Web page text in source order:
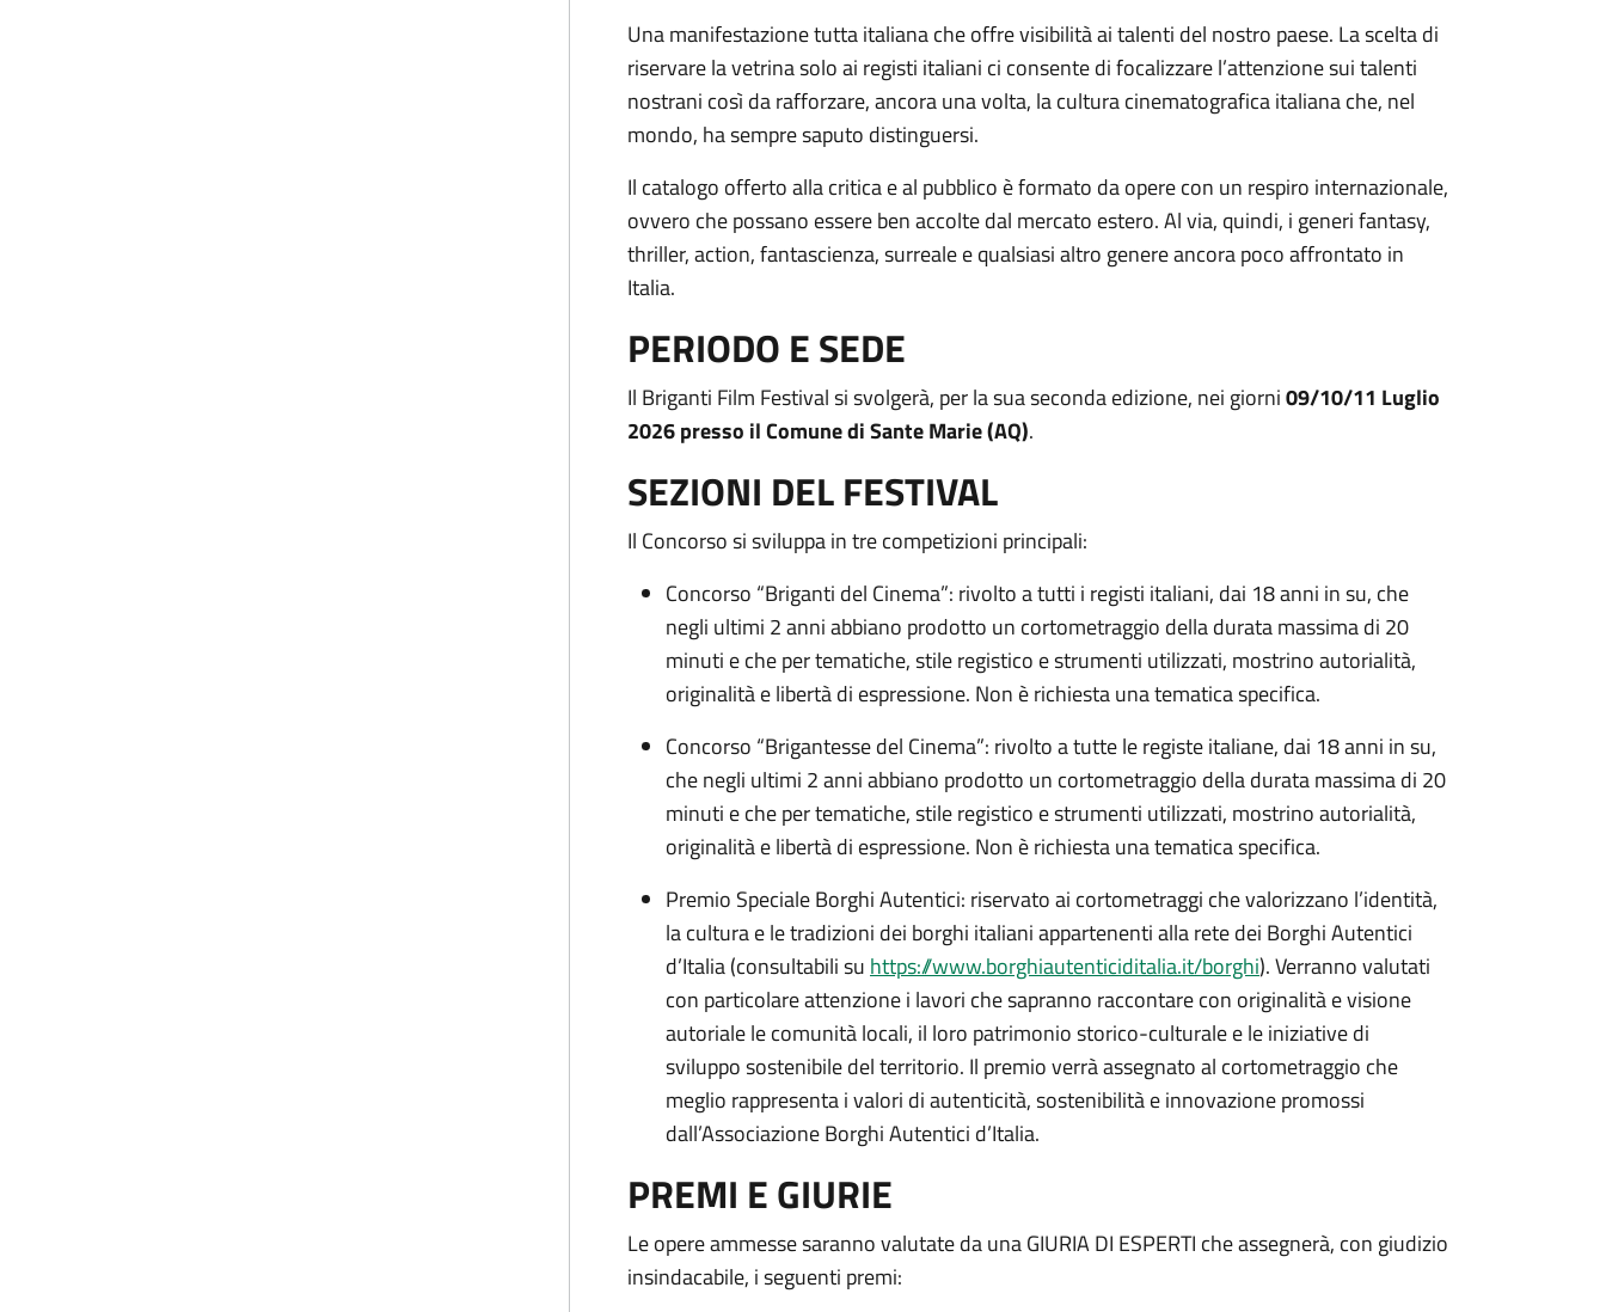
Una manifestazione tutta italiana che offre visibilità ai talenti del nostro paese. La scelta di
riservare la vetrina solo ai registi italiani ci consente di focalizzare l’attenzione sui talenti
nostrani così da rafforzare, ancora una volta, la cultura cinematografica italiana che, nel
mondo, ha sempre saputo distinguersi.
Il catalogo offerto alla critica e al pubblico è formato da opere con un respiro internazionale,
ovvero che possano essere ben accolte dal mercato estero. Al via, quindi, i generi fantasy,
thriller, action, fantascienza, surreale e qualsiasi altro genere ancora poco affrontato in
Italia.
PERIODO E SEDE
Il Briganti Film Festival si svolgerà, per la sua seconda edizione, nei giorni09/10/11 Luglio
2026 presso il Comune di Sante Marie (AQ).
SEZIONI DEL FESTIVAL
Il Concorso si sviluppa in tre competizioni principali:
Concorso “Briganti del Cinema”: rivolto a tutti i registi italiani, dai 18 anni in su, che
negli ultimi 2 anni abbiano prodotto un cortometraggio della durata massima di 20
minuti e che per tematiche, stile registico e strumenti utilizzati, mostrino autorialità,
originalità e libertà di espressione. Non è richiesta una tematica specifica.
Concorso “Brigantesse del Cinema”: rivolto a tutte le registe italiane, dai 18 anni in su,
che negli ultimi 2 anni abbiano prodotto un cortometraggio della durata massima di 20
minuti e che per tematiche, stile registico e strumenti utilizzati, mostrino autorialità,
originalità e libertà di espressione. Non è richiesta una tematica specifica.
Premio Speciale Borghi Autentici: riservato ai cortometraggi che valorizzano l’identità,
la cultura e le tradizioni dei borghi italiani appartenenti alla rete dei Borghi Autentici
d’Italia (consultabili su https://www.borghiautenticiditalia.it/borghi). Verranno valutati
con particolare attenzione i lavori che sapranno raccontare con originalità e visione
autoriale le comunità locali, il loro patrimonio storico-culturale e le iniziative di
sviluppo sostenibile del territorio. Il premio verrà assegnato al cortometraggio che
meglio rappresenta i valori di autenticità, sostenibilità e innovazione promossi
dall’Associazione Borghi Autentici d’Italia.
PREMI E GIURIE
Le opere ammesse saranno valutate da una GIURIA DI ESPERTI che assegnerà, con giudizio
insindacabile, i seguenti premi: